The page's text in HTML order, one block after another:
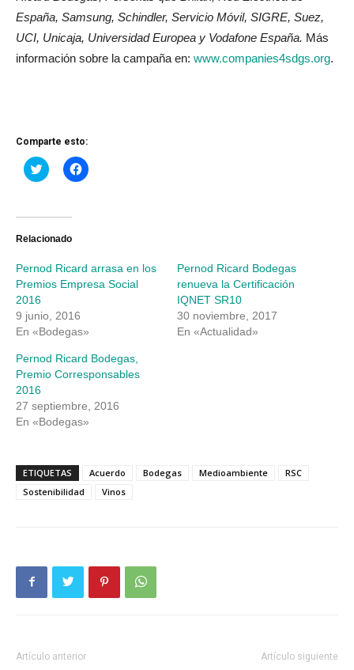
España, Samsung, Schindler, Servicio Móvil, SIGRE, Suez,
UCI, Unicaja, Universidad Europea y Vodafone España. Más
información sobre la campaña en: www.companies4sdgs.org.
Comparte esto:
Haz
clic
Twitter
abre
ventana
nueva)
Haz
clic
ventana
nueva)
Relacionado
Pernod Ricard arrasa en los
Premios Empresa Social
2016
9 junio, 2016
En «Bodegas»
Pernod Ricard Bodegas
renueva la Certificación
IQNET SR10
30 noviembre, 2017
En «Actualidad»
Pernod Ricard Bodegas,
Premio Corresponsables
2016
27 septiembre, 2016
En «Bodegas»
ETIQUETAS Acuerdo Bodegas Medioambiente
RSC
Sostenibilidad
Vinos
Artículo anterior Artículo siguiente